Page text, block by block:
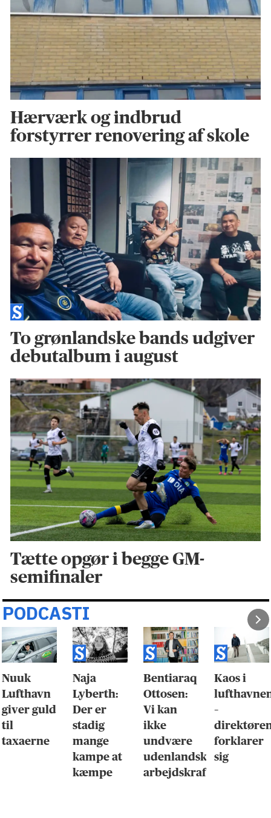
Hærværk og indbrud
forstyrrer renovering af skole
To grønlandske bands udgiver
debutalbum i august
Tætte opgør i begge GM-
semifinaler
PODCASTI
Nuuk
Lufthavn
giver guld
til
taxaerne
Naja
Lyberth:
Der er
stadig
mange
kampe at
kæmpe
Bentiaraq
Ottosen:
Vi kan
ikke
undvære
udenlandsk
arbejdskraft
Kaos i
–
forklarer
sig